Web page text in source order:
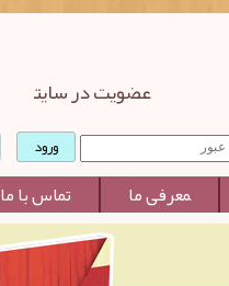
عضویت در سایت
معرفی ما تماس با ما